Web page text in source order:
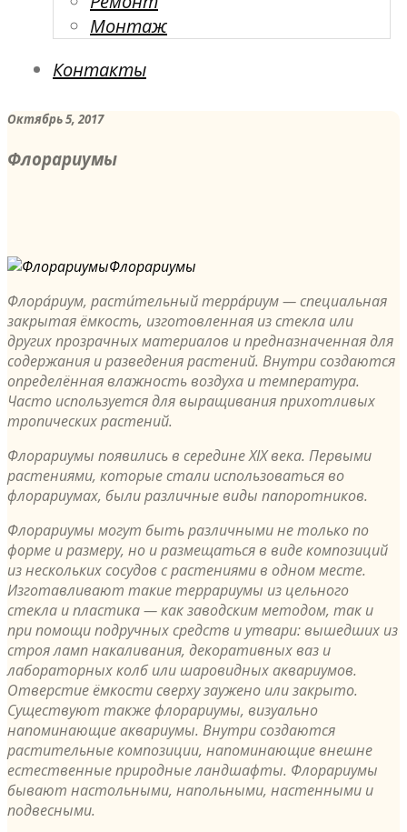
Монтаж
Контакты
Октябрь 5, 2017
Флорариумы
Флорариумы
Флора́риум, расти́тельный терра́риум — специальная
закрытая ёмкость, изготовленная из стекла или
других прозрачных материалов и предназначенная для
содержания и разведения растений. Внутри создаются
определённая влажность воздуха и температура.
Часто используется для выращивания прихотливых
тропических растений.
Флорариумы появились в середине XIX века. Первыми
растениями, которые стали использоваться во
флорариумах, были различные виды папоротников.
Флорариумы могут быть различными не только по
форме и размеру, но и размещаться в виде композиций
из нескольких сосудов с растениями в одном месте.
Изготавливают такие террариумы из цельного
стекла и пластика — как заводским методом, так и
при помощи подручных средств и утвари: вышедших из
строя ламп накаливания, декоративных ваз и
лабораторных колб или шаровидных аквариумов.
Отверстие ёмкости сверху заужено или закрыто.
Существуют также флорариумы, визуально
напоминающие аквариумы. Внутри создаются
растительные композиции, напоминающие внешне
естественные природные ландшафты. Флорариумы
бывают настольными, напольными, настенными и
подвесными.